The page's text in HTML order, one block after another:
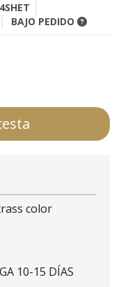
BAJO PEDIDO
color
10-15 DÍAS